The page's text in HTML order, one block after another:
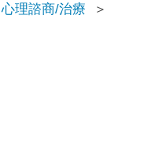
心理諮商/治療
＞